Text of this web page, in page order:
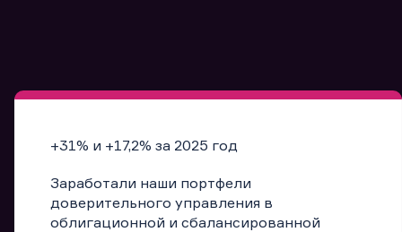
+31% и +17,2% за 2025 год
Заработали наши портфели
доверительного управления в
облигационной и сбалансированной